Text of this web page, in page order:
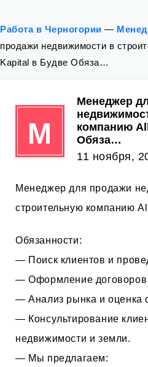
Работа в Черногории —
продажи недвижимости в
Kapital в Будве Обяза…
М
Менеджер
компанию
Обяза…
11 ноября,
Менеджер для продажи
строительную компанию
Обязанности:
— Поиск клиентов и
— Оформление договоров
— Анализ рынка и оценка
— Консультирование
недвижимости и земли.
— Мы предлагаем: